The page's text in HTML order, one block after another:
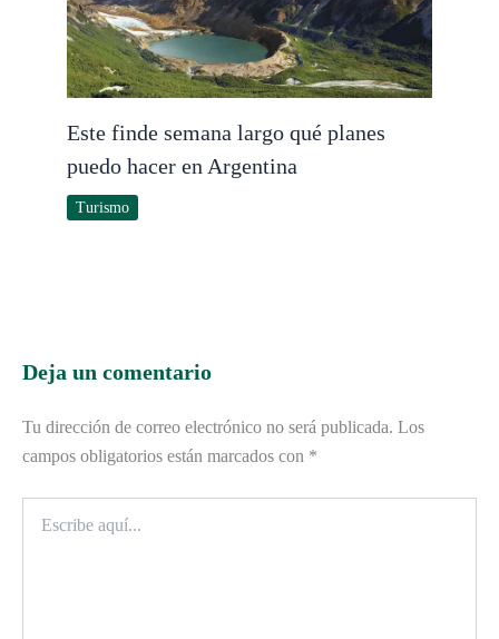
Este finde semana largo qué planes
puedo hacer en Argentina
Turismo
Deja un comentario
Tu dirección de correo electrónico no será publicada. Los
campos obligatorios están marcados con *
aquí...